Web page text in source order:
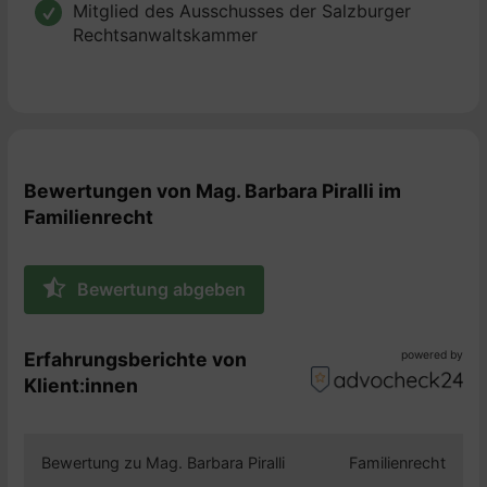
auch einfühlsam und pragmatisch vorgeht, stehe ich
Ihnen gerne zur Seite. Kontaktieren Sie mich für eine
04/2009 – 07/2013 Rechtsanwaltsanwärterin
bei Raits Bleiziffer Rechtsanwälte GmbH
Mitglied des Ausschusses der Salzburger
Rechtsanwaltskammer
Bewertungen von Mag. Barbara Piralli im
Familienrecht
Bewertung abgeben
Erfahrungsberichte von
Klient:innen
powered by
Bewertung zu Mag. Barbara Piralli Familienrecht